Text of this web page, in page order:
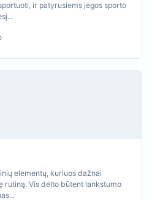
ir patyrusiems jėgos sporto
elementų, kuriuos dažnai
rutiną. Vis dėlto būtent lankstumo